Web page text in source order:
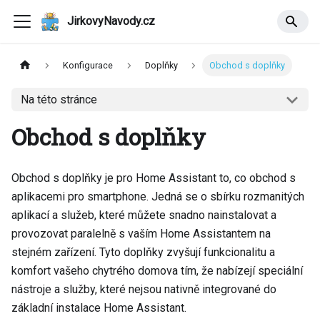
JirkovyNavody.cz
Konfigurace Doplňky Obchod s doplňky
Na této stránce
Obchod s doplňky
Obchod s doplňky je pro Home Assistant to, co obchod s
aplikacemi pro smartphone. Jedná se o sbírku rozmanitých
aplikací a služeb, které můžete snadno nainstalovat a
provozovat paralelně s vaším Home Assistantem na
stejném zařízení. Tyto doplňky zvyšují funkcionalitu a
komfort vašeho chytrého domova tím, že nabízejí speciální
nástroje a služby, které nejsou nativně integrované do
základní instalace Home Assistant.